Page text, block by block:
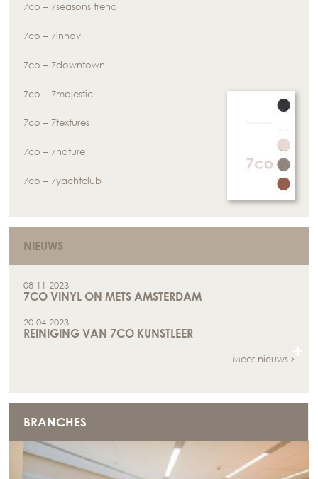
7co – 7seasons trend
7co – 7innov
7co – 7downtown
7co – 7majestic
7co – 7textures
7co – 7nature
7co – 7yachtclub
NIEUWS
08-11-2023
7CO VINYL ON METS AMSTERDAM
20-04-2023
REINIGING VAN 7CO KUNSTLEER
Meer nieuws
BRANCHES